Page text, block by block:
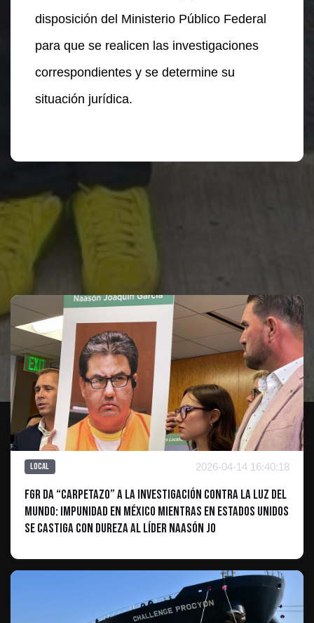
disposición del Ministerio Público Federal
para que se realicen las investigaciones
correspondientes y se determine su
situación jurídica.
Te puede interesar
Local 2026-04-14 16:40:18
FGR da “carpetazo” a la investigación contra La Luz del
Mundo: impunidad en México mientras en Estados Unidos
se castiga con dureza al líder Naasón Jo